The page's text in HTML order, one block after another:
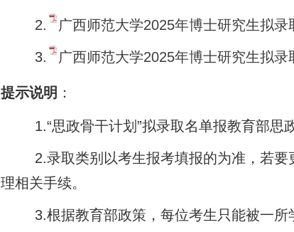
2. 广西师范大学2025年博士研究生拟
3. 广西师范大学2025年博士研究生拟
提示说明 ：
1.“思政骨干计划”拟录取名单报教育部思政
2.录取类别以考生报考填报的为准，若要
理相关手续。
3.根据教育部政策，每位考生只能被一所